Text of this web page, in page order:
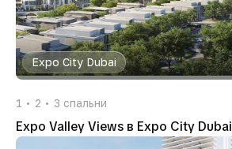
Expo City Dubai
1 2 3 спальни
Expo Valley Views в Expo City Dubai